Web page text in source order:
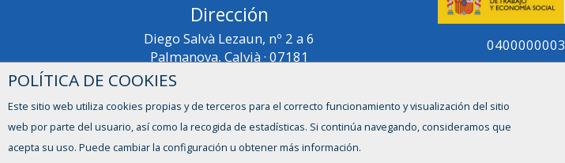
Dirección
Diego Salvà Lezaun, nº 2 a 6
Palmanova, Calvià · 07181
0400000003
INICIO
POLÍTICA DE COOKIES
Este sitio web utiliza cookies propias y de terceros para el correcto funcionamiento y visualización del sitio
web por parte del usuario, así como la recogida de estadísticas. Si continúa navegando, consideramos que
acepta su uso. Puede cambiar la configuración u obtener más información.